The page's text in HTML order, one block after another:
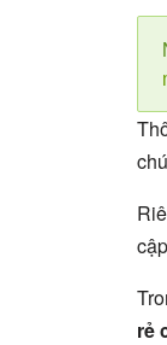
rẻ